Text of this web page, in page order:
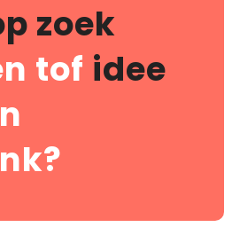
zoek
tof idee